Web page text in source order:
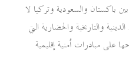
باكستان والسعودية وتركيا لا
والتاريخية والحضارية التي
على مبادرات أمنية إقليمية